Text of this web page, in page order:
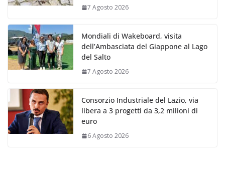
7 Agosto 2026
Mondiali di Wakeboard, visita
dell’Ambasciata del Giappone al Lago
del Salto
7 Agosto 2026
Consorzio Industriale del Lazio, via
libera a 3 progetti da 3,2 milioni di
euro
6 Agosto 2026